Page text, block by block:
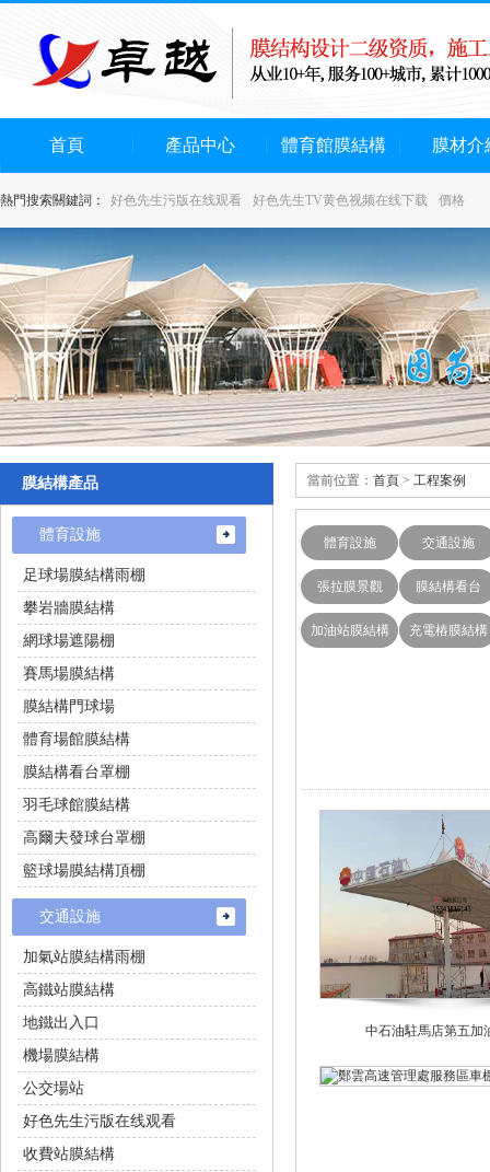
首頁 產品中心 體育館膜結構 膜材介
熱門搜索關鍵詞： 好色先生污版在线观看 好色先生TV黄色视频在线下载 價格
當前位置： 首頁 > 工程案例
體育設施 交通設施
張拉膜景觀 膜結構看台
加油站膜結構 充電樁膜結構
中石油駐馬店第五加
膜結構產品
體育設施
足球場膜結構雨棚
攀岩牆膜結構
網球場遮陽棚
賽馬場膜結構
膜結構門球場
體育場館膜結構
膜結構看台罩棚
羽毛球館膜結構
高爾夫發球台罩棚
籃球場膜結構頂棚
交通設施
加氣站膜結構雨棚
高鐵站膜結構
地鐵出入口
機場膜結構
公交場站
好色先生污版在线观看
收費站膜結構